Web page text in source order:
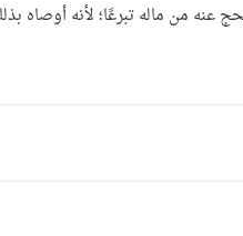
عنه من ماله تبرعًا؛ لأنه أوصاه